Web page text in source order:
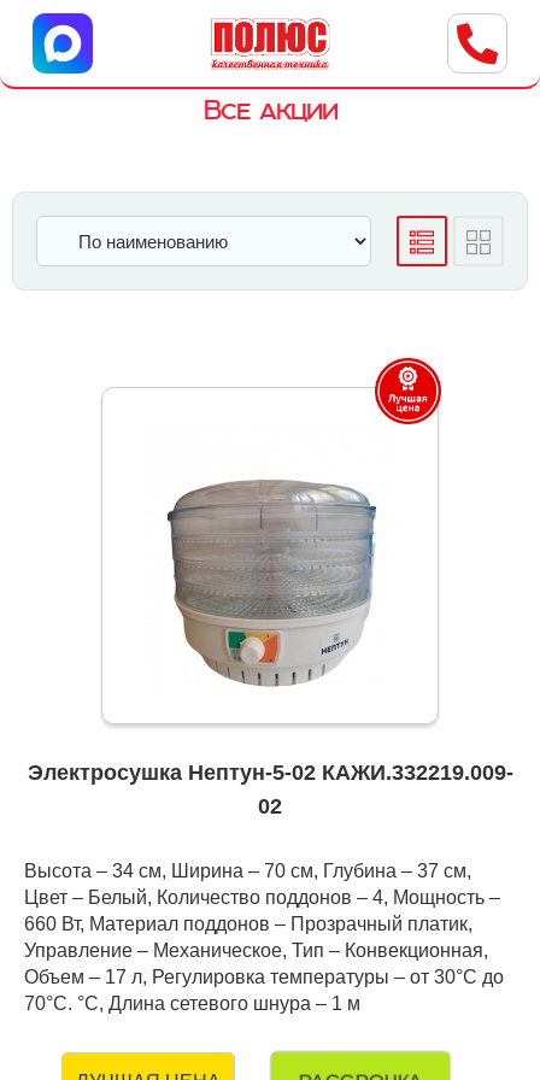
Центр бытовой техники
г. Ульяновск, ул. Пушкарева, 8a
Все акции
Электросушка Нептун-5-02 КАЖИ.332219.009-
02
Высота – 34 см, Ширина – 70 см, Глубина – 37 см,
Цвет – Белый, Количество поддонов – 4, Мощность –
660 Вт, Материал поддонов – Прозрачный платик,
Управление – Механическое, Тип – Конвекционная,
Объем – 17 л, Регулировка температуры – от 30°С до
70°С. °C, Длина сетевого шнура – 1 м